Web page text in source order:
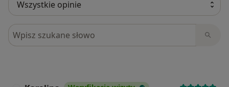
Szukaj w opiniach